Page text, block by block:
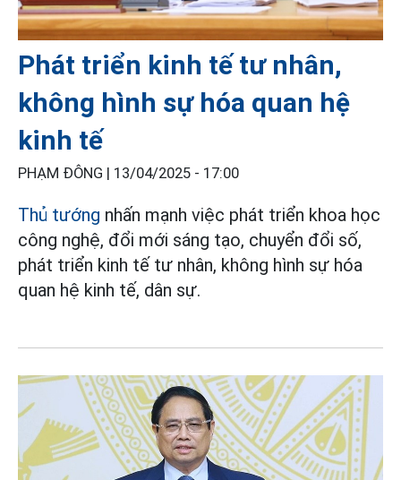
Phát triển kinh tế tư nhân,
không hình sự hóa quan hệ
kinh tế
PHẠM ĐÔNG | 13/04/2025 - 17:00
Thủ tướng nhấn mạnh việc phát triển khoa học
công nghệ, đổi mới sáng tạo, chuyển đổi số,
phát triển kinh tế tư nhân, không hình sự hóa
quan hệ kinh tế, dân sự.